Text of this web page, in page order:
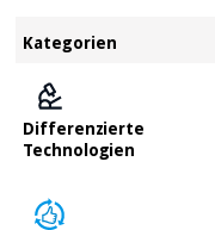
Kategorien
Differenzierte
Technologien